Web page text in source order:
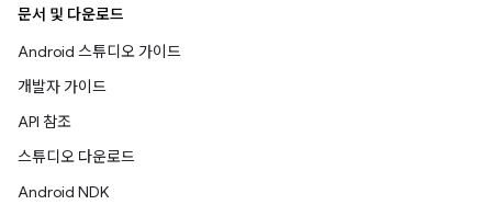
문서 및 다운로드
Android 스튜디오 가이드
개발자 가이드
API 참조
스튜디오 다운로드
Android NDK